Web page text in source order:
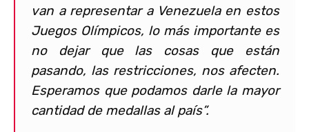
van a representar a Venezuela en estos
Juegos Olímpicos, lo más importante es
no dejar que las cosas que están
pasando, las restricciones, nos afecten.
Esperamos que podamos darle la mayor
cantidad de medallasal país”.